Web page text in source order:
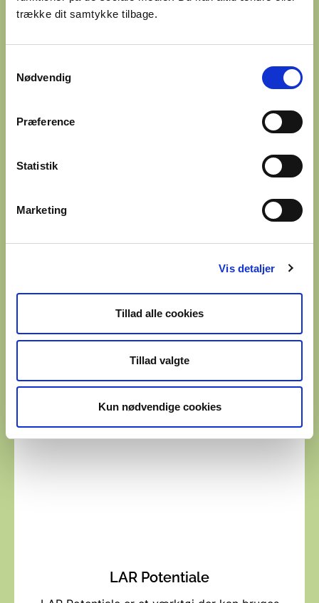
trække dit samtykke tilbage.
Nødvendig
Præference
Statistik
Marketing
Vis detaljer
Tillad alle cookies
Tillad valgte
Kun nødvendige cookies
Miljøstyrelsen stiller til rådighed for alle, der
klimatilpasning. Redskabet er særligt
målrettet forsyningsselskaber og kommuner,
PLASK
LAR Potentiale